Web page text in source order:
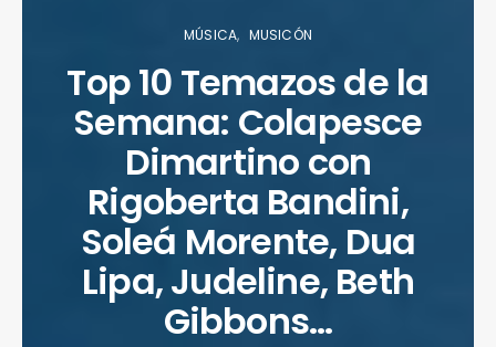
MÚSICA MUSICÓN
Top 10 Temazos de la
Semana: Colapesce
Dimartino con
Rigoberta Bandini,
Soleá Morente, Dua
Lipa, Judeline, Beth
Gibbons…